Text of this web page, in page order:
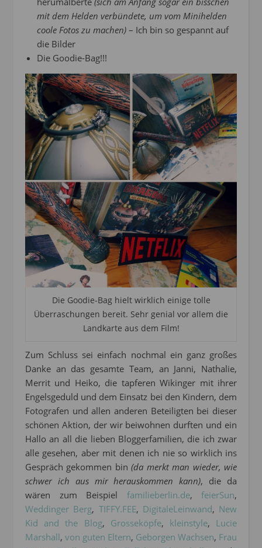
mit dem Helden verbündete, um vom Minihelden
coole Fotos zu machen) – Ich bin so gespannt auf
die Bilder
Die Goodie-Bag!!!
Die Goodie-Bag hielt wirklich einige tolle
Überraschungen bereit. Sehr genial vor allem die
Landkarte aus dem Film!
Zum Schluss sei einfach nochmal ein ganz großes
Danke an das gesamte Team, an Janni, Nathalie,
Merrit und Heiko, die tapferen Wikinger mit ihrer
Engelsgeduld und dem Einsatz bei den Kindern, dem
Fotografen und allen anderen Beteiligten bei dieser
schönen Aktion, der wir beiwohnen durften und ein
Hallo an all die lieben Bloggerfamilien, die ich zwar
alle gesehen, aber mit denen ich nie so wirklich ins
Gespräch gekommen bin(da merkt man wieder, wie
schwer ich aus mir herauskommen kann), die da
wären zum Beispiel familieberlin.de, feierSun,
Weddinger Berg, TIFFY.FEE, DigitaleLeinwand, New
Kid and the Blog, Grosseköpfe, kleinstyle, Lucie
Marshall, von guten Eltern, Geborgen Wachsen, Frau